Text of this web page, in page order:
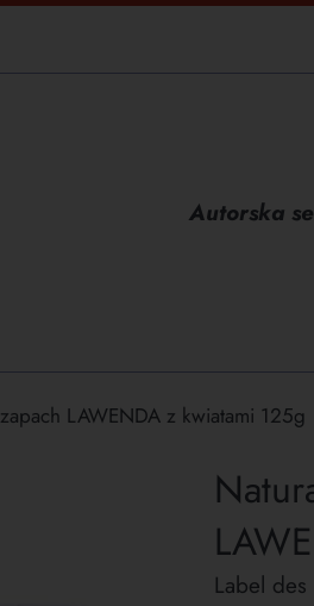
Autorska
LAWENDA z kwiatami 125g
Label des